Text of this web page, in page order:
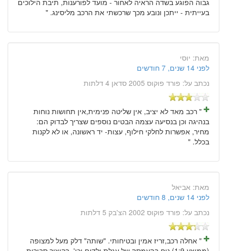
בעייתית - ייתכן ונובע מכך שרכשתי את הרכב מליסינג. "
מאת: יוסי
לפני 14 שנים, 7 חודשים
נכתב על: פורד פוקוס 2005 סדאן 4 דלתות
" רכב מאד לא יציב, אין שליטה פנימית,אין תחושות נוחות
בנהיגה וכן בנסיעה עצמה הבטים נוספים שצריך לבדוק הם:
מחיר, אפשרות לחלקי חילוף, עצות- יד ראשונה, או לא לקנות
בכלל. "
מאת: אביאל
לפני 14 שנים, 8 חודשים
נכתב על: פורד פוקוס 2002 הצ'בק 5 דלתות
" אחלה רכב,זריז אמין ובטיחותי. "שותה" דלק מעל למצופה